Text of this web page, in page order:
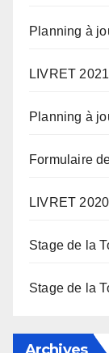
Planning à
LIVRET
Planning à
Formulaire
LIVRET
Stage de la
Stage de la